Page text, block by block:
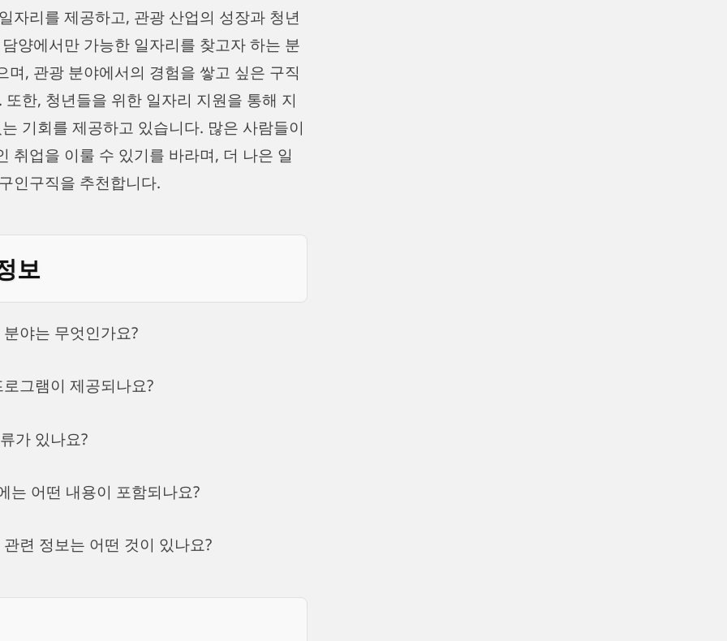
자리를 제공하고, 관광 산업의 성장과 청년
양에서만 가능한 일자리를 찾고자 하는 분
, 관광 분야에서의 경험을 쌓고 싶은 구직
한, 청년들을 위한 일자리 지원을 통해 지
기회를 제공하고 있습니다. 많은 사람들이
취업을 이룰 수 있기를 바라며, 더 나은 일
인구직을 추천합니다.
보
야는 무엇인가요?
그램이 제공되나요?
가 있나요?
는 어떤 내용이 포함되나요?
련 정보는 어떤 것이 있나요?